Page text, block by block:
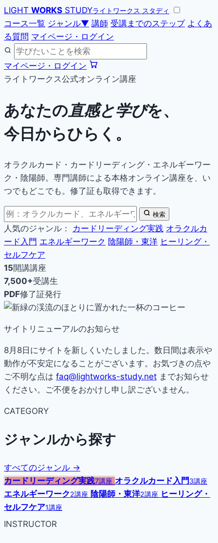
LIGHT WORKS STUDYライトワークス スタディ
コース一覧 ジャンル▼ 講師 受講までのステップ よくあ
る質問 マイページ・ログイン
マイページ・ログイン
ライトワークス公式オンライン講座
あなたの直感と学びを、
今日からひらく。
オラクルカード・カードリーディング・エネルギーワー
ク・陰陽師。専門講師による本格オンライン講座を、い
つでもどこでも。修了証も取得できます。
検索
人気のジャンル： カードリーディング実践 オラクルカ
ード入門 エネルギーワーク 陰陽師・東洋 ヒーリング・
セルフケア
15開講講座
7,500+受講生
PDF修了証発行
サイトリニューアルのお知らせ
8月8日にサイトを新しくいたしました。数日間は表示や
動作が不安定になることがございます。お気づきの点や
ご不明な点は faq@lightworks-study.net までお知らせ
ください。ご不便をおかけし申し訳ございません。
CATEGORY
ジャンルから探す
すべてのジャンル →
カードリーディング実践7講座 オラクルカード入門3講座
エネルギーワーク2講座 陰陽師・東洋2講座 ヒーリング・
セルフケア1講座
INSTRUCTOR